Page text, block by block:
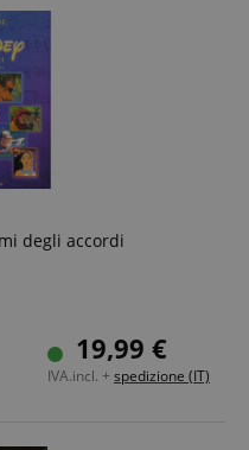
degli accordi
19,99 €
IVA.incl. + spedizione (IT)